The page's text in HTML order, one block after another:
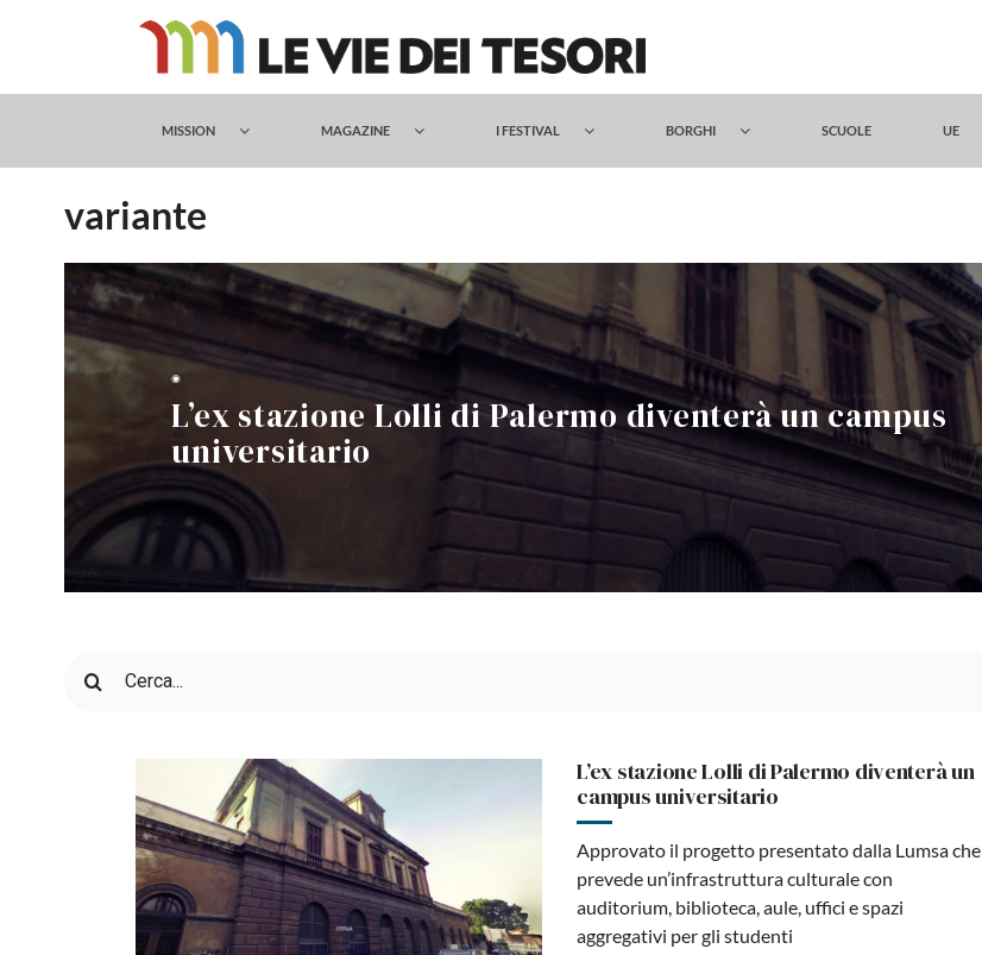
MISSION MAGAZINE I FESTIVAL BORGHI SCUOLE UE
variante
◉
L’ex stazione Lolli di Palermo diventerà un campus
universitario
per:
L’ex stazione Lolli di Palermo diventerà un
campus universitario
Approvato il progetto presentato dalla Lumsa che
prevede un’infrastruttura culturale con
auditorium, biblioteca, aule, uffici e spazi
aggregativi per gli studenti